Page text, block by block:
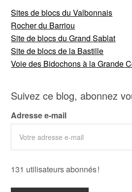
Sites de blocs du Valbonnais
Rocher du Barriou
Site de blocs du Grand Sablat
Site de blocs de la Bastille
Voie des Bidochons à la Grande
Suivez ce blog, abonnez
Adresse e-mail
131 utilisateurs abonnés !